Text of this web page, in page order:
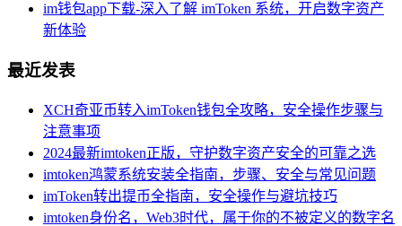
im钱包app下载-深入了解 imToken 系统，开启数字资产
新体验
最近发表
XCH奇亚币转入imToken钱包全攻略，安全操作步骤与
注意事项
2024最新imtoken正版，守护数字资产安全的可靠之选
imtoken鸿蒙系统安装全指南，步骤、安全与常见问题
imToken转出提币全指南，安全操作与避坑技巧
imtoken身份名，Web3时代，属于你的不被定义的数字名